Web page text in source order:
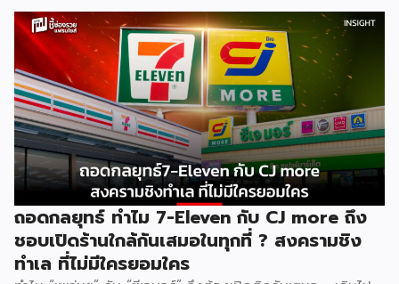
ยังคงเติบโตต่อเนื่อง ฟังดูน่าลงทุน แต่ภายใต้ตัวเลขที่สวยงาม
นั้น ซ่อนความจริงที่ไม่ค่อยมีใครพูดถึง นั่นคือ ยิ่งตลาดใหญ่ การ
แข่งขันยิ่งโหด และสงครามบุฟเฟต์ราคาถูกคือหนึ่งในสมรภูมิที่
เดิมพันสูงที่สุด . [ Content Chapter ] 1.สงครามที่ไม่มีใครกล้า
หยุดก่อน 2.ใครได้ ใครเสีย ทั้งสองฝั่ง 3.Case Study แบรนด์
ไทยในสงครามเดียวกัน 4.ผู้แพ้ที่เงียบที่สุด “พนักงาน” 5.บทสรุป
. [ 1.สงครามที่ไม่มีใครกล้าหยุดก่อน ] . สงครามบุฟเฟต์ไม่ได้เกิด
จากความใจดีของแบรนด์ แต่เกิดจาก ความกลัว กลัวเสียลูกค้าให้
คู่แข่งตามมาตรฐานธุรกิจร้านอาหารไทย Food Cost ที่ดีควรอยู่
ที่ 25–35% ของราคาขาย และ Net […]
ถอดกลยุทธ์ ทำไม 7-Eleven กับ CJ more ถึง
ชอบเปิดร้านใกล้กันเสมอในทุกที่ ? สงครามชิง
ทำเล ที่ไม่มีใครยอมใคร